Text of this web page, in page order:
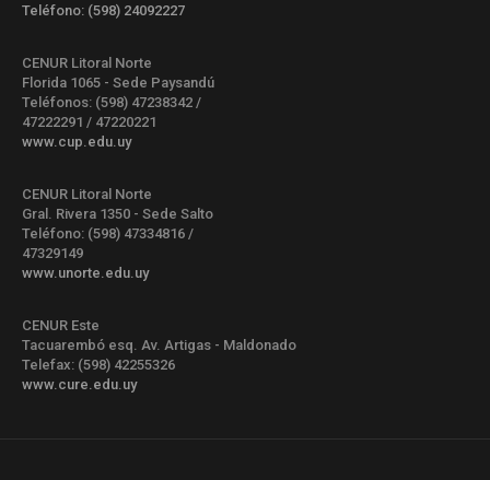
Teléfono: (598) 24092227
CENUR Litoral Norte
Florida 1065 - Sede Paysandú
Teléfonos: (598) 47238342 /
47222291 / 47220221
www.cup.edu.uy
CENUR Litoral Norte
Gral. Rivera 1350 - Sede Salto
Teléfono: (598) 47334816 /
47329149
www.unorte.edu.uy
CENUR Este
Tacuarembó esq. Av. Artigas - Maldonado
Telefax: (598) 42255326
www.cure.edu.uy